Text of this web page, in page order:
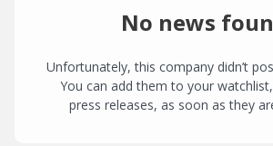
No news
Unfortunately, this company didn’t
You can add them to your watchlist,
press releases, as soon as they